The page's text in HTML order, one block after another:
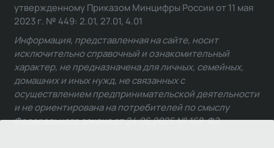
утвержденному Приказом Минцифры России от 11 мая
2023 г. № 449: 2.01, 27.01, 4.01
Информация, представленная на сайте, носит
исключительно справочный и ознакомительный
характер, не предназначена для личных, семейных,
домашних и иных нужд, не связанных с
осуществлением предпринимательской деятельности
и не ориентирована на потребителей по смыслу
Федерального закона от 24.06.2025 № 168-ФЗ.